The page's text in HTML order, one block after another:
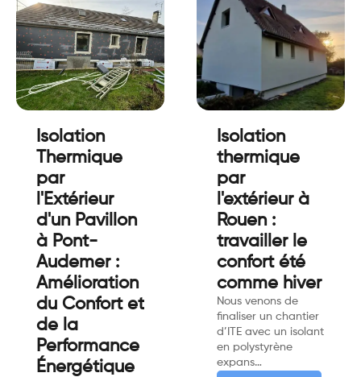
Isolation
Thermique
par
l'Extérieur
d'un Pavillon
à Pont-
Audemer :
Amélioration
du Confort et
de la
Performance
Énergétique
Isolation
thermique
par
l'extérieur à
Rouen :
travailler le
confort été
comme hiver
Nous venons de
finaliser un chantier
d’ITE avec un isolant
en polystyrène
expans…